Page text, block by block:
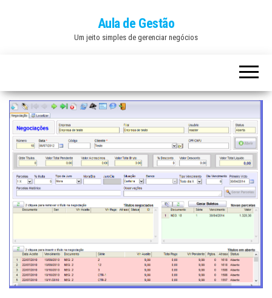
Aula de Gestão
Um jeito simples de gerenciar negócios